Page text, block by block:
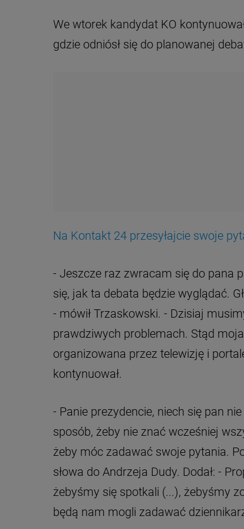
We wtorek kandydat KO
gdzie odniósł się do planowanej
Na Kontakt 24 przesyłajcie swoje
- Jeszcze raz zwracam się do pana
się, jak ta debata będzie wyglądać.
- mówił Trzaskowski. - Dzisiaj
prawdziwych problemach. Stąd
organizowana przez telewizję i
kontynuował.
- Panie prezydencie, niech się pan
sposób, żeby nie znać wcześniej
żeby móc zadawać swoje pytania.
słowa do Andrzeja Dudy. Dodał: -
żebyśmy się spotkali (...), żebyśmy
będą nam mogli zadawać